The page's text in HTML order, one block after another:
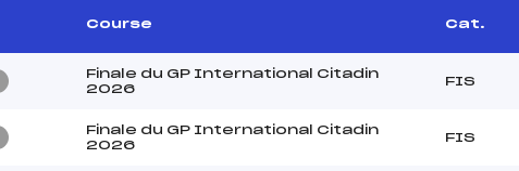
Course Cat.
Finale du GP International Citadin
2026
FIS
Finale du GP International Citadin
2026
FIS